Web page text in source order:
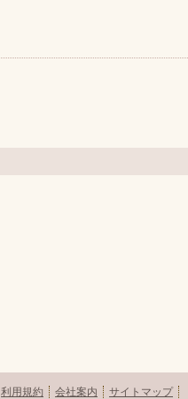
利用規約 会社案内 サイトマップ